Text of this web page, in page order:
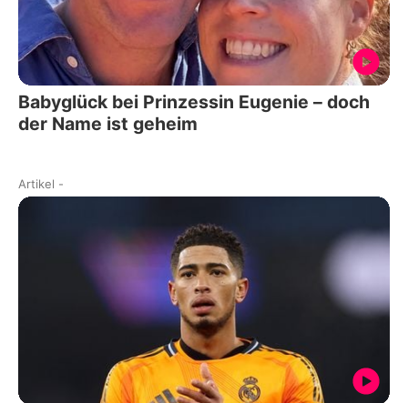
Babyglück bei Prinzessin Eugenie – doch
der Name ist geheim
Artikel -